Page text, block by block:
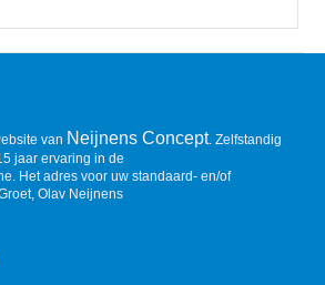
van Neijnens Concept. Zelfstandig
jaar ervaring in de
Het adres voor uw standaard- en/of
Olav Neijnens